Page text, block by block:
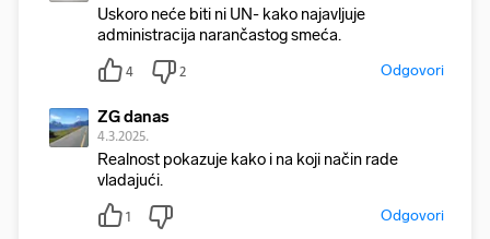
Uskoro neće biti ni UN- kako najavljuje
administracija narančastog smeća.
4 2 Odgovori
ZG danas
4.3.2025.
Realnost pokazuje kako i na koji način rade
vladajući.
1 Odgovori